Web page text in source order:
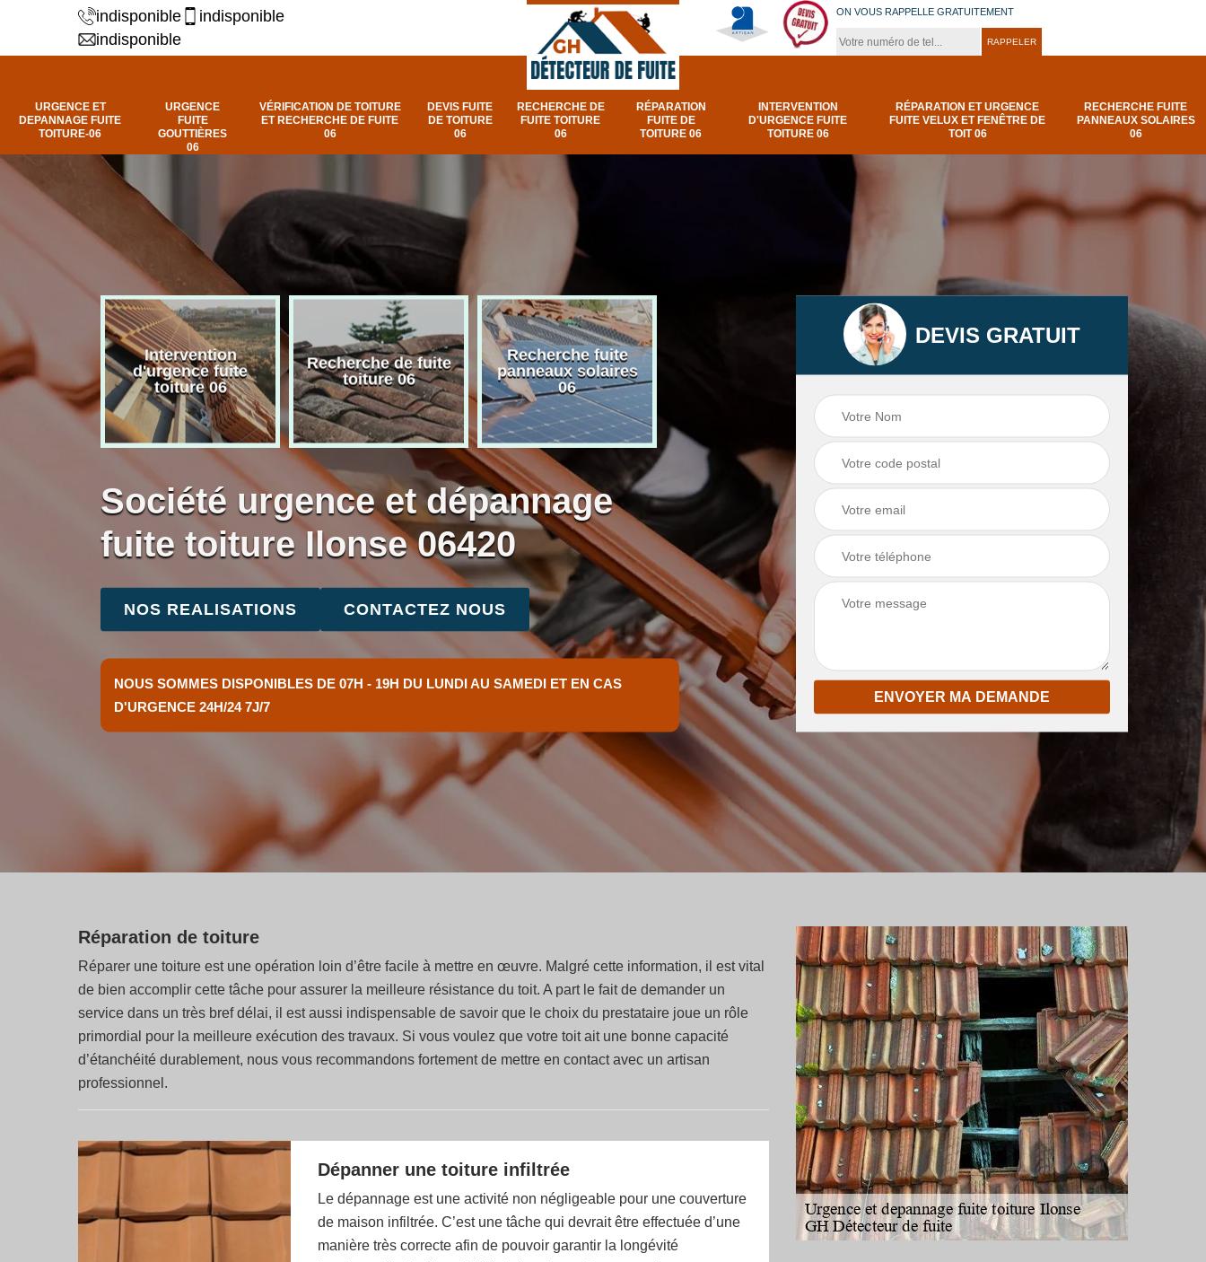
indisponible
indisponible
indisponible
ON VOUS RAPPELLE GRATUITEMENT
URGENCE ET
DEPANNAGE FUITE
TOITURE-06
URGENCE
FUITE
GOUTTIÈRES
06
VÉRIFICATION DE TOITURE
ET RECHERCHE DE FUITE
06
DEVIS FUITE
DE TOITURE
06
RECHERCHE DE
FUITE TOITURE
06
RÉPARATION
FUITE DE
TOITURE 06
INTERVENTION
D'URGENCE FUITE
TOITURE 06
RÉPARATION ET URGENCE
FUITE VELUX ET FENÊTRE DE
TOIT 06
RECHERCHE FUITE
PANNEAUX SOLAIRES
06
de
06
Intervention
d'urgence fuite
toiture 06
Recherche de fuite
toiture 06
Recherche fuite
panneaux solaires
06
urgence fuite velux
Réparation fuite de
toiture 06
Urgence et
depannage fuite
toiture-06
Société urgence et dépannage
fuite toiture Ilonse 06420
NOS REALISATIONS CONTACTEZ NOUS
NOUS SOMMES DISPONIBLES DE 07H - 19H DU LUNDI AU SAMEDI ET EN CAS
D'URGENCE 24H/24 7J/7
DEVIS GRATUIT
Réparation de toiture
Réparer une toiture est une opération loin d’être facile à mettre en œuvre. Malgré cette information, il est vital
de bien accomplir cette tâche pour assurer la meilleure résistance du toit. A part le fait de demander un
service dans un très bref délai, il est aussi indispensable de savoir que le choix du prestataire joue un rôle
primordial pour la meilleure exécution des travaux. Si vous voulez que votre toit ait une bonne capacité
d’étanchéité durablement, nous vous recommandons fortement de mettre en contact avec un artisan
professionnel.
Dépanner une toiture infiltrée
Le dépannage est une activité non négligeable pour une couverture
de maison infiltrée. C’est une tâche qui devrait être effectuée d’une
manière très correcte afin de pouvoir garantir la longévité